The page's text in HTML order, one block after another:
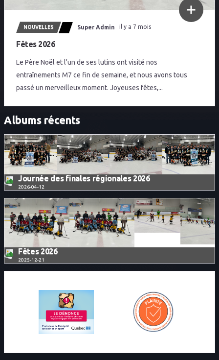
NOUVELLES Super Admin il y a 7 mois
Fêtes 2026
Le Père Noël et l'un de ses lutins ont visité nos
entraînements M7 ce fin de semaine, et nous avons tous
passé un merveilleux moment. Joyeuses fêtes,...
Albums récents
Journée des finales régionales 2026
2026-04-12
Fêtes 2026
2025-12-21